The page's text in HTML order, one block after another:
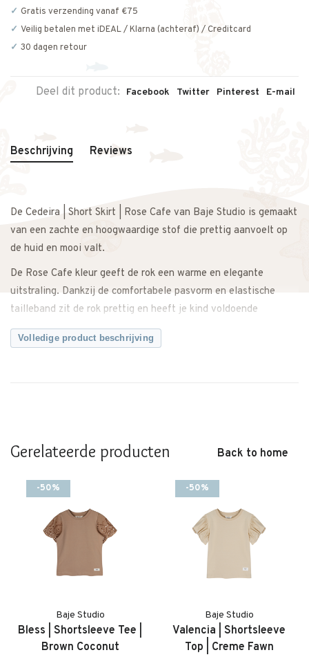
Gratis verzending vanaf €75
Veilig betalen met iDEAL / Klarna (achteraf) / Creditcard
30 dagen retour
Deel dit product: Facebook Twitter Pinterest E-mail
Beschrijving Reviews
De Cedeira | Short Skirt | Rose Cafe van Baje Studio is gemaakt
van een zachte en hoogwaardige stof die prettig aanvoelt op
de huid en mooi valt.
De Rose Cafe kleur geeft de rok een warme en elegante
uitstraling. Dankzij de comfortabele pasvorm en elastische
tailleband zit de rok prettig en heeft je kind voldoende
bewegingsvrijheid om vrij te spelen en te bewegen.
Makkelijk te combineren met een blouse, T-shirt of sweater
Twijfel je over de maat? Neem gerust contact met ons op. We
juiste maat bestelt.
Kenmerken:
• Cedeira Short Skirt van Baje Studio
• Zachte, comfortabele stof
• Kleur: Rose Cafe
• Tijdloze en elegante uitstraling
• Geschikt voor dagelijks gebruik
• Makkelijk te combineren
Volledige product beschrijving
Gerelateerde producten Back to home
-50%
Baje Studio
Bless | Shortsleeve Tee |
Brown Coconut
-50%
Baje Studio
Valencia | Shortsleeve
Top | Creme Fawn